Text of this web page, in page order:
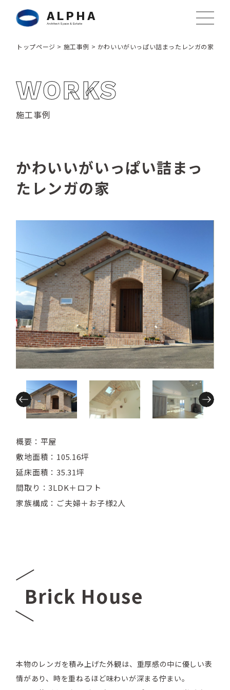
ALPHA
Architect Space & Estate
トップページ > 施工事例 > かわいいがいっぱい詰まったレンガの家
WORKS
施工事例
かわいいがいっぱい詰まっ
たレンガの家
概要：平屋
敷地面積：105.16坪
延床面積：35.31坪
間取り：3LDK＋ロフト
家族構成：ご夫婦＋お子様2人
Brick House
本物のレンガを積み上げた外観は、重厚感の中に優しい表
情があり、時を重ねるほど味わいが深まる佇まい。